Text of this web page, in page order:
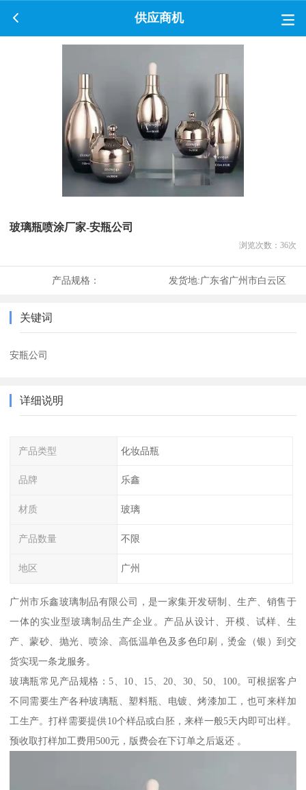
供应商机
玻璃瓶喷涂厂家-安瓶公司
浏览次数： 36次
产品规格： 发货地:广东省广州市白云区
关键词
安瓶公司
详细说明
产品类型 化妆品瓶
品牌 乐鑫
材质 玻璃
产品数量 不限
地区 广州
广州市乐鑫玻璃制品有限公司，是一家集开发研制、生产、销售于
一体的实业型玻璃制品生产企业。产品从设计、开模、试样、生
产、蒙砂、抛光、喷涂、高低温单色及多色印刷，烫金（银）到交
货实现一条龙服务。
玻璃瓶常见产品规格：5、10、15、20、30、50、100。可根据客户
不同需要生产各种玻璃瓶、塑料瓶、电镀、烤漆加工，也可来样加
工生产。打样需要提供10个样品或白胚，来样一般5天内即可出样。
预收取打样加工费用500元，版费会在下订单之后返还 。